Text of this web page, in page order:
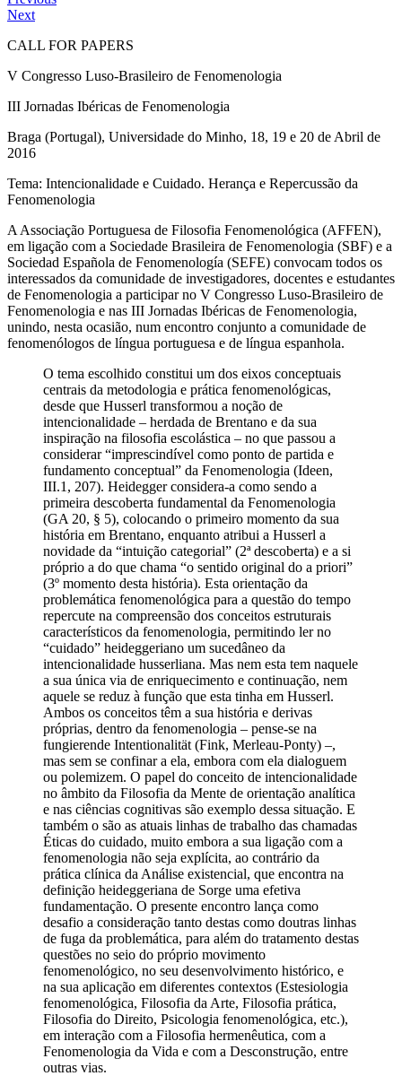
Next
CALL FOR PAPERS
V Congresso Luso-Brasileiro de Fenomenologia
III Jornadas Ibéricas de Fenomenologia
Braga (Portugal), Universidade do Minho, 18, 19 e 20 de Abril de
2016
Tema: Intencionalidade e Cuidado. Herança e Repercussão da
Fenomenologia
A Associação Portuguesa de Filosofia Fenomenológica (AFFEN),
em ligação com a Sociedade Brasileira de Fenomenologia (SBF) e a
Sociedad Española de Fenomenología (SEFE) convocam todos os
interessados da comunidade de investigadores, docentes e estudantes
de Fenomenologia a participar no V Congresso Luso-Brasileiro de
Fenomenologia e nas III Jornadas Ibéricas de Fenomenologia,
unindo, nesta ocasião, num encontro conjunto a comunidade de
fenomenólogos de língua portuguesa e de língua espanhola.
O tema escolhido constitui um dos eixos conceptuais
centrais da metodologia e prática fenomenológicas,
desde que Husserl transformou a noção de
intencionalidade – herdada de Brentano e da sua
inspiração na filosofia escolástica – no que passou a
considerar “imprescindível como ponto de partida e
fundamento conceptual” da Fenomenologia (Ideen,
III.1, 207). Heidegger considera-a como sendo a
primeira descoberta fundamental da Fenomenologia
(GA 20, § 5), colocando o primeiro momento da sua
história em Brentano, enquanto atribui a Husserl a
novidade da “intuição categorial” (2ª descoberta) e a si
próprio a do que chama “o sentido original do a priori”
(3º momento desta história). Esta orientação da
problemática fenomenológica para a questão do tempo
repercute na compreensão dos conceitos estruturais
característicos da fenomenologia, permitindo ler no
“cuidado” heideggeriano um sucedâneo da
intencionalidade husserliana. Mas nem esta tem naquele
a sua única via de enriquecimento e continuação, nem
aquele se reduz à função que esta tinha em Husserl.
Ambos os conceitos têm a sua história e derivas
próprias, dentro da fenomenologia – pense-se na
fungierende Intentionalität (Fink, Merleau-Ponty) –,
mas sem se confinar a ela, embora com ela dialoguem
ou polemizem. O papel do conceito de intencionalidade
no âmbito da Filosofia da Mente de orientação analítica
e nas ciências cognitivas são exemplo dessa situação. E
também o são as atuais linhas de trabalho das chamadas
Éticas do cuidado, muito embora a sua ligação com a
fenomenologia não seja explícita, ao contrário da
prática clínica da Análise existencial, que encontra na
definição heideggeriana de Sorge uma efetiva
fundamentação. O presente encontro lança como
desafio a consideração tanto destas como doutras linhas
de fuga da problemática, para além do tratamento destas
questões no seio do próprio movimento
fenomenológico, no seu desenvolvimento histórico, e
na sua aplicação em diferentes contextos (Estesiologia
fenomenológica, Filosofia da Arte, Filosofia prática,
Filosofia do Direito, Psicologia fenomenológica, etc.),
em interação com a Filosofia hermenêutica, com a
Fenomenologia da Vida e com a Desconstrução, entre
outras vias.